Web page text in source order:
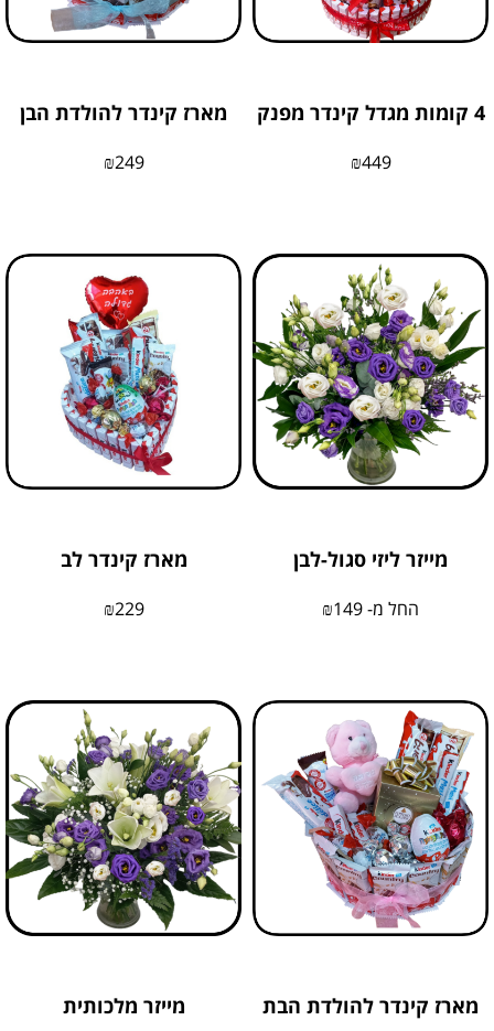
4 קומות מגדל קינדר מפנק
₪449
מארז קינדר להולדת הבן
₪249
מייזר ליזי סגול-לבן
החל מ- ₪149
מארז קינדר לב
₪229
מארז קינדר להולדת הבת מייזר מלכותית